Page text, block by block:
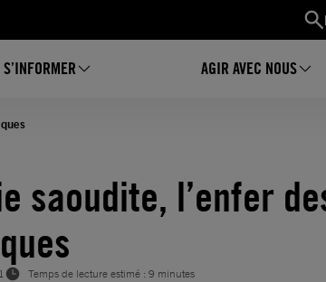
S’INFORMER AGIR AVEC NOUS
saoudite, l’enfer
Temps de lecture estimé : 9 minutes